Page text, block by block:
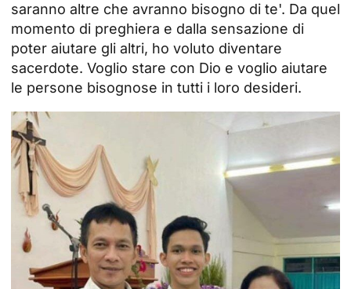
saranno altre che avranno bisogno di te'. Da quel
momento di preghiera e dalla sensazione di
poter aiutare gli altri, ho voluto diventare
sacerdote. Voglio stare con Dio e voglio aiutare
le persone bisognose in tutti i loro desideri.